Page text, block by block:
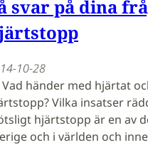
svar på dina
10-28
Vad händer med hjärtat
Vilka insatser
hjärtstopp är en av
och i världen och